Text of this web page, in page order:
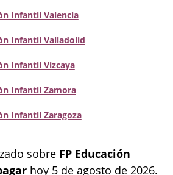
Infantil Valencia
Infantil Valladolid
Infantil Vizcaya
Infantil Zamora
Infantil Zaragoza
sobre FP Educación
hoy 5 de agosto de 2026.